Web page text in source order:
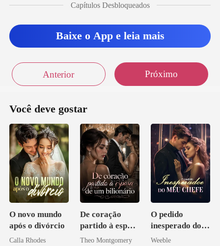
ora! Ela é minha
Capítulos Desbloqueados
Baixe o App e leia mais
Anterior Próximo
Você deve gostar
O novo mundo
após o divórcio
Calla Rhodes
De coração
partido à esposa
de um bilionário
Theo Montgomery
O pedido
inesperado do
meu chefe
Weeble